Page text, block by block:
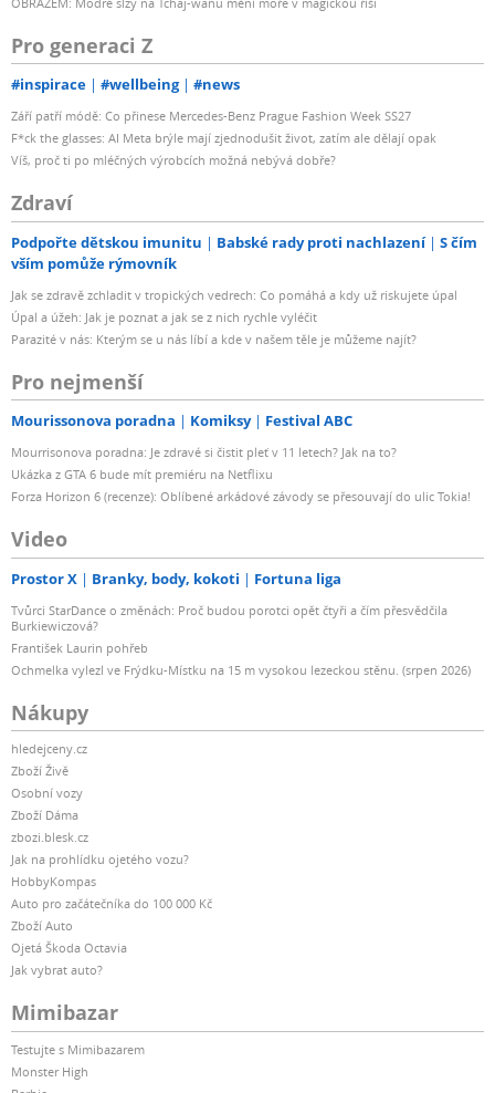
Pro generaci Z
#inspirace #wellbeing #news
Září patří módě: Co přinese Mercedes-Benz Prague Fashion Week SS27
F*ck the glasses: AI Meta brýle mají zjednodušit život, zatím ale dělají opak
Víš, proč ti po mléčných výrobcích možná nebývá dobře?
Zdraví
Podpořte dětskou imunitu Babské rady proti nachlazení
S čím
vším pomůže rýmovník
Jak se zdravě zchladit v tropických vedrech: Co pomáhá a kdy už riskujete úpal
Úpal a úžeh: Jak je poznat a jak se z nich rychle vyléčit
Parazité v nás: Kterým se u nás líbí a kde v našem těle je můžeme najít?
Pro nejmenší
Mourissonova poradna Komiksy Festival ABC
Mourrisonova poradna: Je zdravé si čistit pleť v 11 letech? Jak na to?
Ukázka z GTA 6 bude mít premiéru na Netflixu
Forza Horizon 6 (recenze): Oblíbené arkádové závody se přesouvají do ulic Tokia!
Video
Prostor X Branky, body, kokoti Fortuna liga
Tvůrci StarDance o změnách: Proč budou porotci opět čtyři a čím přesvědčila
Burkiewiczová?
František Laurin pohřeb
Ochmelka vylezl ve Frýdku-Místku na 15 m vysokou lezeckou stěnu. (srpen 2026)
Nákupy
hledejceny.cz
Zboží Živě
Osobní vozy
Zboží Dáma
zbozi.blesk.cz
Jak na prohlídku ojetého vozu?
HobbyKompas
Auto pro začátečníka do 100 000 Kč
Zboží Auto
Ojetá Škoda Octavia
Jak vybrat auto?
Mimibazar
Testujte s Mimibazarem
Monster High